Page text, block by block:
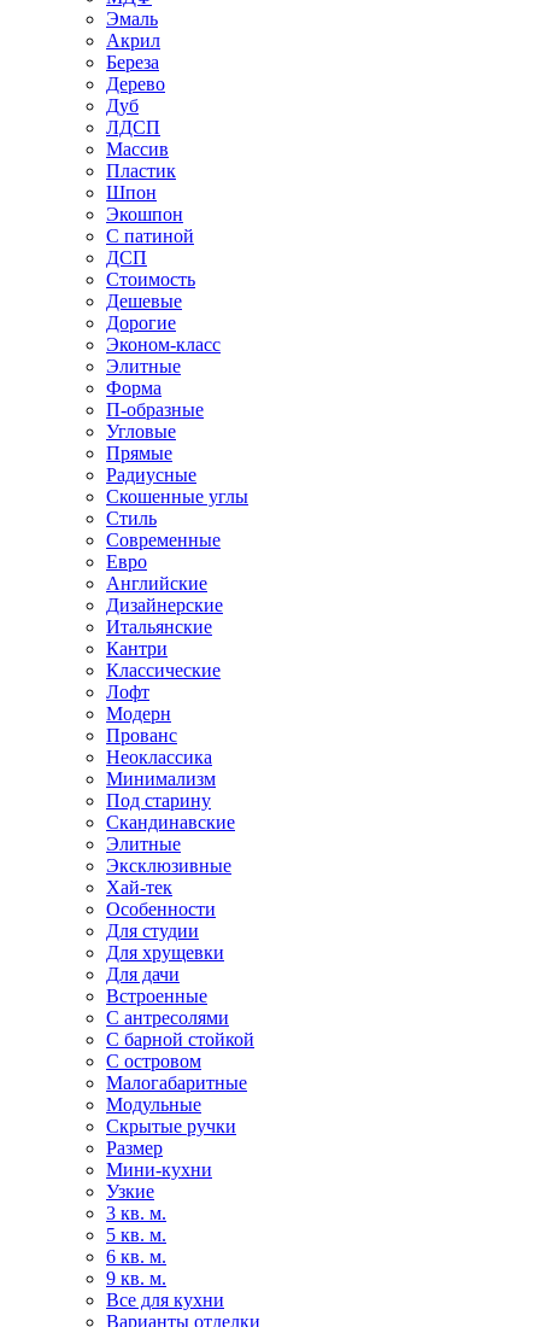
Эмаль
Акрил
Береза
Дерево
Дуб
ЛДСП
Массив
Пластик
Шпон
Экошпон
С патиной
ДСП
Стоимость
Дешевые
Дорогие
Эконом-класс
Элитные
Форма
П-образные
Угловые
Прямые
Радиусные
Скошенные углы
Стиль
Современные
Евро
Английские
Дизайнерские
Итальянские
Кантри
Классические
Лофт
Модерн
Прованс
Неоклассика
Минимализм
Под старину
Скандинавские
Элитные
Эксклюзивные
Хай-тек
Особенности
Для студии
Для хрущевки
Для дачи
Встроенные
С антресолями
С барной стойкой
С островом
Малогабаритные
Модульные
Скрытые ручки
Размер
Мини-кухни
Узкие
3 кв. м.
5 кв. м.
6 кв. м.
9 кв. м.
Все для кухни
Варианты отделки